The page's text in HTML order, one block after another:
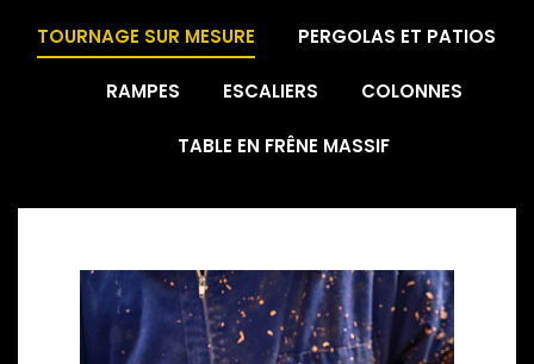
TOURNAGE SUR MESURE PERGOLAS ET PATIOS
RAMPES ESCALIERS COLONNES
TABLE EN FRÊNE MASSIF